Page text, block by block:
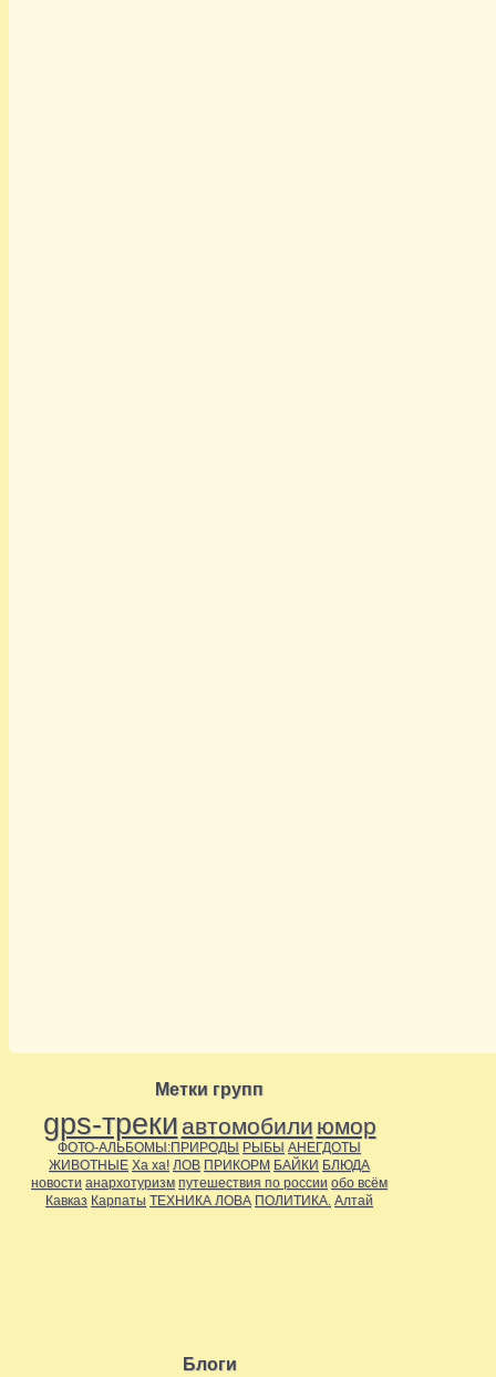
Метки групп
gps-треки автомобили юмор
ФОТО-АЛЬБОМЫ:ПРИРОДЫ РЫБЫ АНЕГДОТЫ
ЖИВОТНЫЕ Ха ха! ЛОВ ПРИКОРМ БАЙКИ БЛЮДА
новости анархотуризм путешествия по россии обо всём
Кавказ Карпаты ТЕХНИКА ЛОВА ПОЛИТИКА. Алтай
Блоги